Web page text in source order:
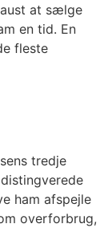
at sælge
en tid. En
fleste
tredje
ham afspejle
overforbrug,